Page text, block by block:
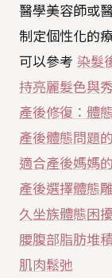
醫學美容師或
制定個性化的
可以參考 染髮
持亮麗髮色與
產後修復：體
產後體態問題
適合產後媽媽
產後選擇體態
久坐族體態困
腰腹部脂肪堆
肌肉鬆弛